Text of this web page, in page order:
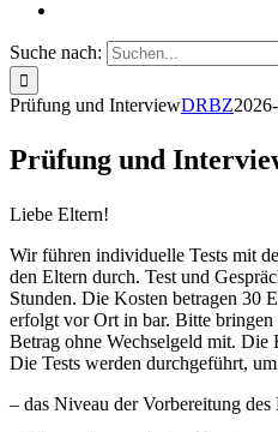
Suche nach:
Prüfung und InterviewDRBZ
Prüfung und
Liebe Eltern!
Wir führen individuelle Tests mit
den Eltern durch. Test und
Stunden. Die Kosten betragen 30
erfolgt vor Ort in bar. Bitte
Betrag ohne Wechselgeld mit. Die
Die Tests werden durchgeführt,
– das Niveau der Vorbereitung des